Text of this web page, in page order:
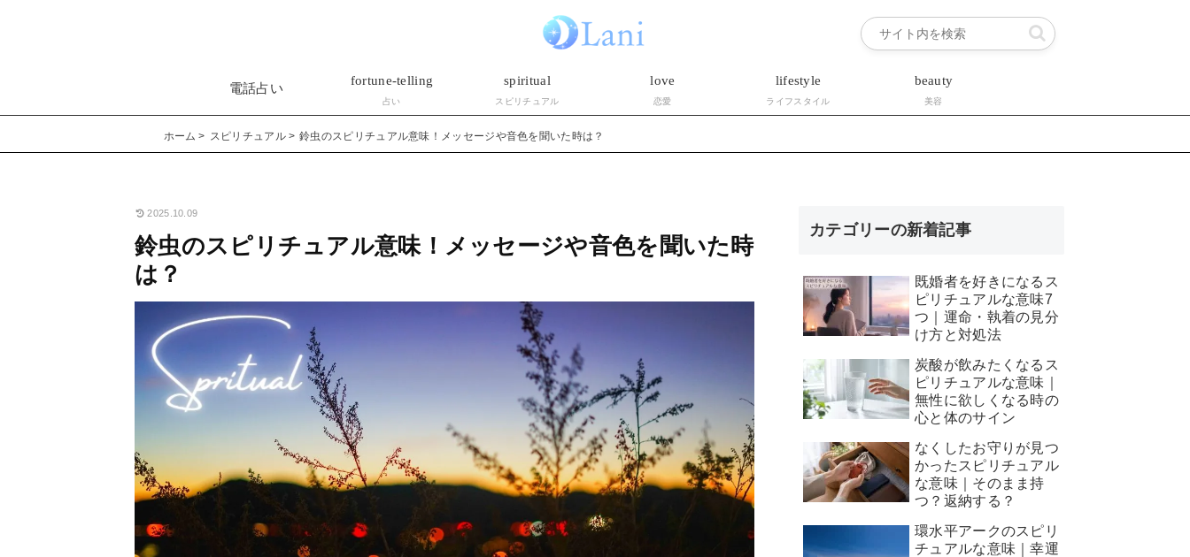
電話占い
fortune-telling
占い
spiritual
スピリチュアル
love
恋愛
lifestyle
ライフスタイル
beauty
美容
ホーム スピリチュアル 鈴虫のスピリチュアル意味！メッセージや音色を聞いた時は？
2025.10.09
鈴虫のスピリチュアル意味！メッセージや音色を聞いた時
は？
カテゴリーの新着記事
既婚者を好きになるス
ピリチュアルな意味7
つ｜運命・執着の見分
け方と対処法
炭酸が飲みたくなるス
ピリチュアルな意味｜
無性に欲しくなる時の
心と体のサイン
なくしたお守りが見つ
かったスピリチュアル
な意味｜そのまま持
つ？返納する？
環水平アークのスピリ
チュアルな意味｜幸運